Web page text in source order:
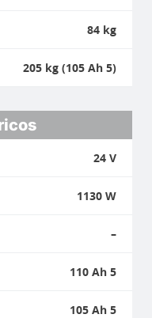
84 kg
205 kg (105 Ah 5)
24 V
1130 W
–
110 Ah 5
105 Ah 5